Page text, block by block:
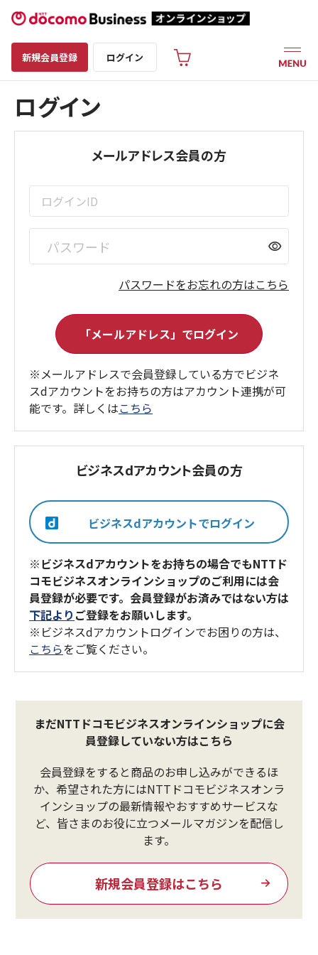
新規会員登録 ログイン
ログイン
メールアドレス会員の方
visibility
パスワードをお忘れの方はこちら
※メールアドレスで会員登録している方でビジネ
スdアカウントをお持ちの方はアカウント連携が可
能です。詳しくはこちら
ビジネスdアカウント会員の方
※ビジネスdアカウントをお持ちの場合でもNTTド
コモビジネスオンラインショップのご利用には会
員登録が必要です。会員登録がお済みではない方は
下記より ご登録をお願いします。
※ビジネスdアカウントログインでお困りの方は、
こちらをご覧ください。
まだNTTドコモビジネスオンラインショップに会
員登録していない方はこちら
会員登録をすると商品のお申し込みができるほ
か、希望された方にはNTTドコモビジネスオンラ
インショップの最新情報やおすすめサービスな
ど、皆さまのお役に立つメールマガジンを配信し
ます。
新規会員登録はこちら